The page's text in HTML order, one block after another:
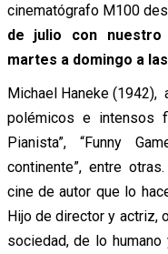
cinematógrafo M100
de julio con nuestro
martes a domingo a
Michael Haneke (1942),
polémicos e intensos
Pianista”, “Funny
continente”, entre
cine de autor que lo
Hijo de director y actriz,
sociedad, de lo